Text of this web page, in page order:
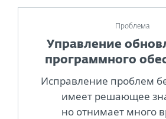
Проблема
Управление
программного
Исправление проблем
имеет решающее
но отнимает много